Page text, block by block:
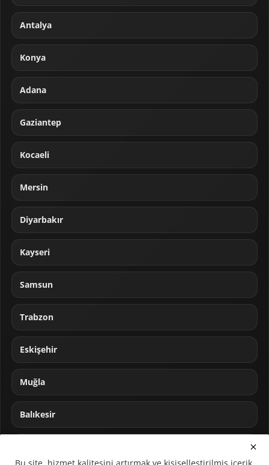
Antalya
Konya
Adana
Gaziantep
Kocaeli
Mersin
Diyarbakır
Kayseri
Samsun
Trabzon
Eskişehir
Muğla
Balıkesir